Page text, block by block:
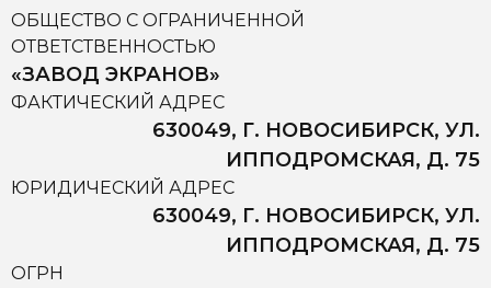
ОБЩЕСТВО С ОГРАНИЧЕННОЙ
ОТВЕТСТВЕННОСТЬЮ
«ЗАВОД ЭКРАНОВ»
ФАКТИЧЕСКИЙ АДРЕС
630049, Г. НОВОСИБИРСК, УЛ.
ИППОДРОМСКАЯ, Д. 75
ЮРИДИЧЕСКИЙ АДРЕС
630049, Г. НОВОСИБИРСК, УЛ.
ИППОДРОМСКАЯ, Д. 75
ОГРН